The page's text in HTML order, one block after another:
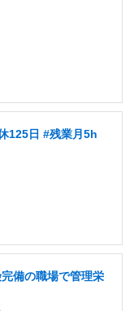
125日 #残業月5h
備の職場で管理栄